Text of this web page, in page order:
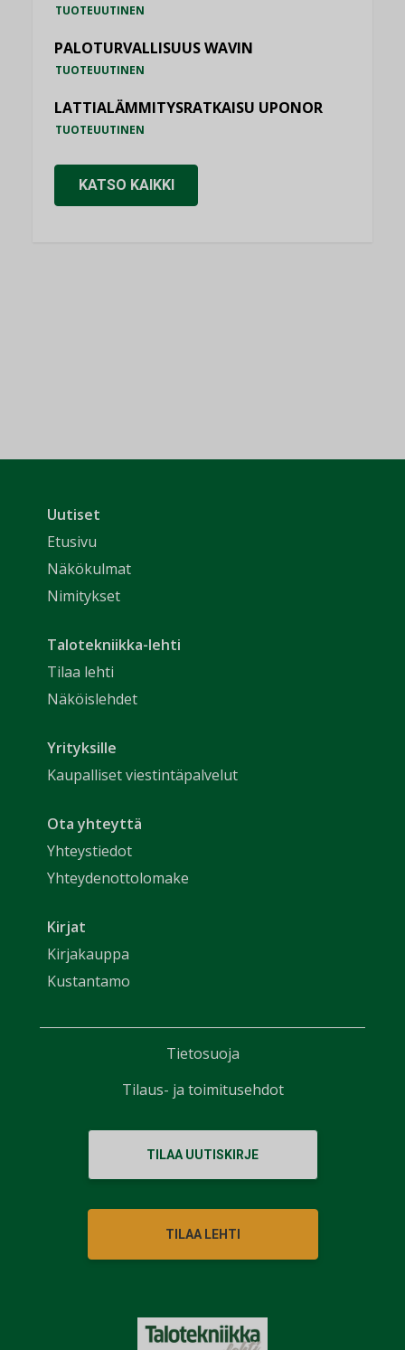
TUOTEUUTINEN
PALOTURVALLISUUS WAVIN
TUOTEUUTINEN
LATTIALÄMMITYSRATKAISU UPONOR
TUOTEUUTINEN
KATSO KAIKKI
Uutiset
Etusivu
Näkökulmat
Nimitykset
Talotekniikka-lehti
Tilaa lehti
Näköislehdet
Yrityksille
Kaupalliset viestintäpalvelut
Ota yhteyttä
Yhteystiedot
Yhteydenottolomake
Kirjat
Kirjakauppa
Kustantamo
TILAA UUTISKIRJE
TILAA LEHTI
Tietosuoja
Tilaus- ja toimitusehdot